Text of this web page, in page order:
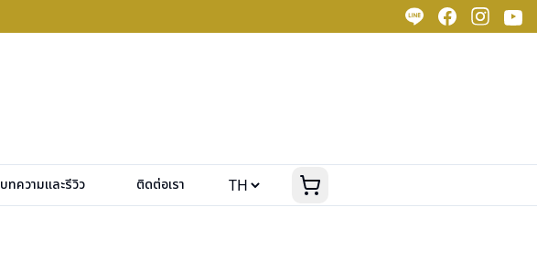
บทความและรีวิว ติดต่อเรา